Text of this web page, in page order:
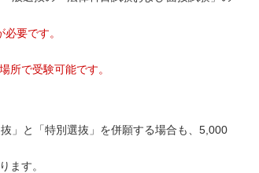
要です。
所で受験可能です。
」と「特別選抜」を併願する場合も、5,000
ます。